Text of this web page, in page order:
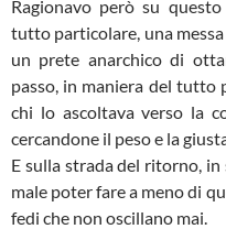
Ragionavo però su
tutto particolare, una
un prete anarchico di
passo, in maniera del tutto
chi lo ascoltava verso la
cercandone il peso e la
E sulla strada del ritorno, in
male poter fare a meno di
fedi che non oscillano mai.